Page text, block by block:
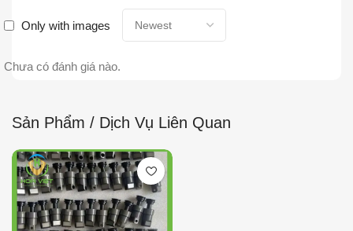
Only with images
Chưa có đánh giá nào.
Sản Phẩm / Dịch Vụ Liên Quan